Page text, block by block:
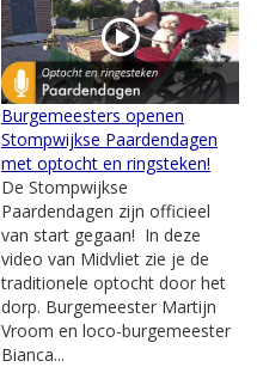
Burgemeesters openen
Stompwijkse Paardendagen
met optocht en ringsteken!
De Stompwijkse
Paardendagen zijn officieel
van start gegaan! In deze
video van Midvliet zie je de
traditionele optocht door het
dorp. Burgemeester Martijn
Vroom en loco-burgemeester
Bianca...